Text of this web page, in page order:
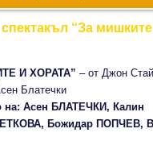
“За
И ХОРАТА” – от Джон
Блатечки
на: Асен БЛАТЕЧКИ, Калин
Божидар ПОПЧЕВ,